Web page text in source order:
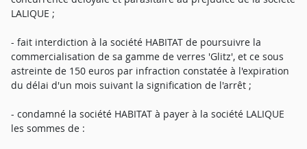
LALIQUE ;
- fait interdiction à la société HABITAT de poursuivre la
commercialisation de sa gamme de verres 'Glitz', et ce sous
astreinte de 150 euros par infraction constatée à l'expiration
du délai d'un mois suivant la signification de l'arrêt ;
- condamné la société HABITAT à payer à la société LALIQUE
les sommes de :